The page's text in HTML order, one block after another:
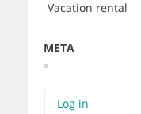
Vacation rental
META
Log in